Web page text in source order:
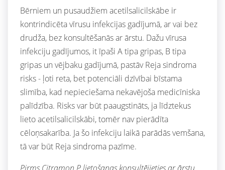
Bērniem un pusaudžiem acetilsalicilskābe ir
kontrindicēta vīrusu infekcijas gadījumā, ar vai bez
drudža, bez konsultēšanās ar ārstu. Dažu vīrusa
infekciju gadījumos, it īpaši A tipa gripas, B tipa
gripas un vējbaku gadījumā, pastāv Reja sindroma
risks - ļoti reta, bet potenciāli dzīvībai bīstama
slimība, kad nepieciešama nekavējoša medicīniska
palīdzība. Risks var būt paaugstināts, ja līdztekus
lieto acetilsalicilskābi, tomēr nav pierādīta
cēloņsakarība. Ja šo infekciju laikā parādās vemšana,
tā var būt Reja sindroma pazīme.